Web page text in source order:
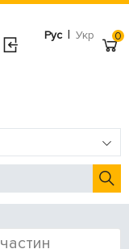
Рус | Укр 0